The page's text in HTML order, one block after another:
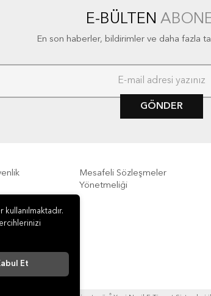
E-BÜLTEN
En son haberler, bildirimler ve daha fazla
GÖNDER
Mesafeli Sözleşmeler
Yönetmeliği
ve İade
Et